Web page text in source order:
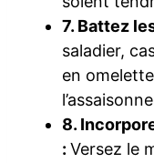
7. Battez
saladier,
en
8.
:Versez le